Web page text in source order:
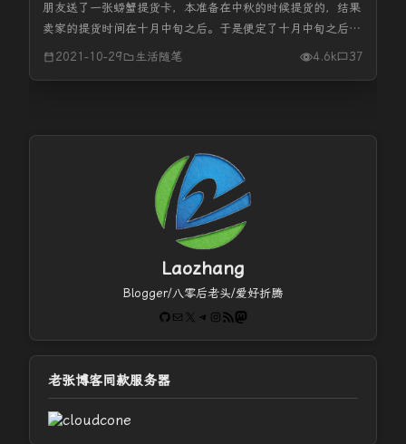
朋友送了一张螃蟹提货卡，本准备在中秋的时候提货的，结果
卖家的提货时间在十月中旬之后。于是便定了十月中旬之后提
贷。昨天下午京东快递把螃蟹送到了，因为家里没有人，我让
2021-10-29 生活随笔 4.6k 37
Laozhang
Blogger/八零后老头/爱好折腾
GitHub
电子邮件 X Telegram
Instagram
RSS FeedMastodon
老张博客同款服务器